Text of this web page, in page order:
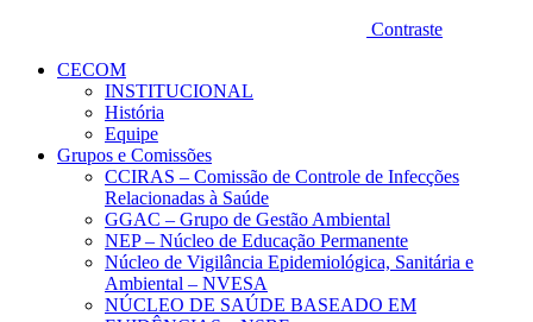
Contraste
CECOM
INSTITUCIONAL
História
Equipe
Grupos e Comissões
CCIRAS – Comissão de Controle de Infecções
Relacionadas à Saúde
GGAC – Grupo de Gestão Ambiental
NEP – Núcleo de Educação Permanente
Núcleo de Vigilância Epidemiológica, Sanitária e
Ambiental – NVESA
NÚCLEO DE SAÚDE BASEADO EM